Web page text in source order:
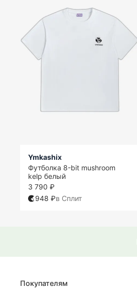
Ymkashix
Футболка 8-bit mushroom
kelp белый
3 790 ₽
948 ₽в Сплит
Покупателям